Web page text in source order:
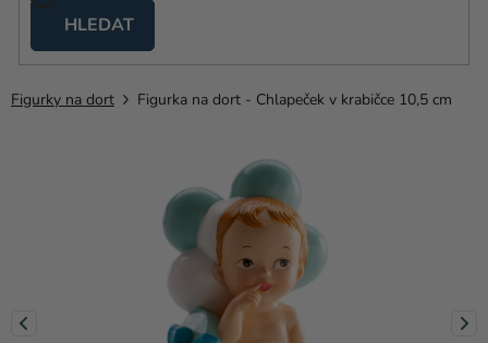
HLEDAT
stany
Kanekalon
Figurky na dort Figurka na dort - Chlapeček v krabičce 10,5 cm